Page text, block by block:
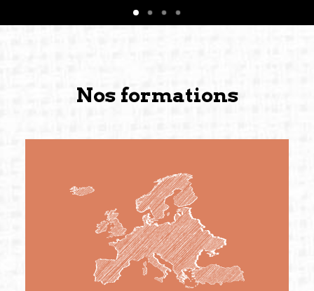
Nos formations